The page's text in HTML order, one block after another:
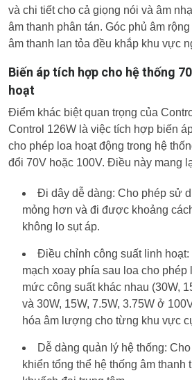
và chi tiết cho cả giọng nói và âm
âm thanh phân tán. Góc phủ âm rộng
âm thanh lan tỏa đều khắp khu vực
Biến áp tích hợp cho hệ thống
hoạt
Điểm khác biệt quan trọng của
Control 126W là việc tích hợp biến
cho phép loa hoạt động trong hệ
đổi 70V hoặc 100V. Điều này mang
Đi dây dễ dàng: Cho phép sử
mỏng hơn và đi được khoảng
không lo sụt áp.
Điều chỉnh công suất linh hoạt:
mạch xoay phía sau loa cho phép
mức công suất khác nhau (30W,
và 30W, 15W, 7.5W, 3.75W ở
hóa âm lượng cho từng khu vực
Dễ dàng quản lý hệ thống:
khiển tổng thể hệ thống âm thanh